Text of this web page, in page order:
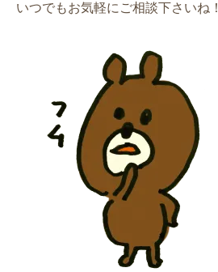
いつでもお気軽にご相談下さいね！